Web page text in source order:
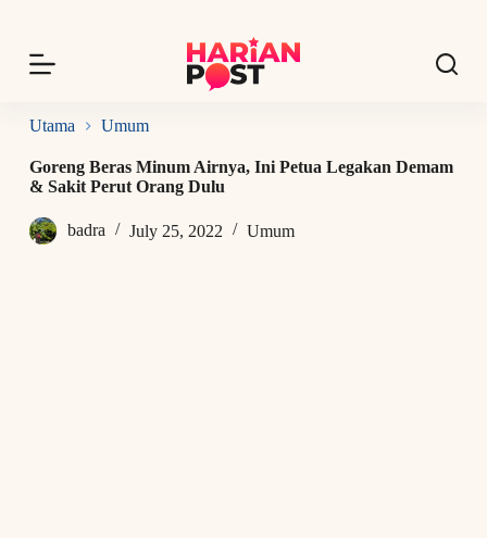
p
o
n
Utama Umum
Goreng Beras Minum Airnya, Ini Petua Legakan Demam
& Sakit Perut Orang Dulu
badra July 25, 2022 Umum